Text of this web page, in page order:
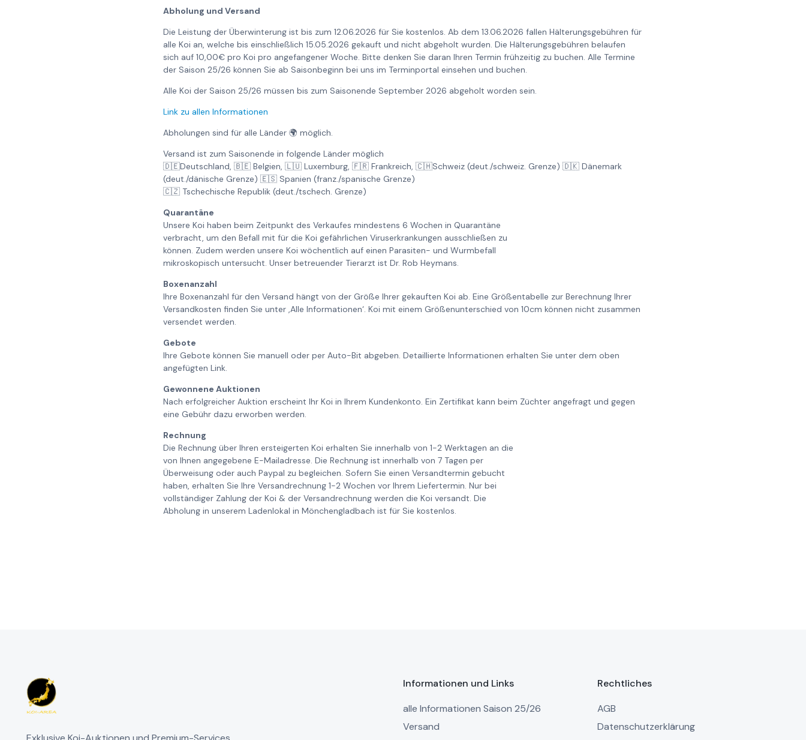
Abholung und Versand
Die Leistung der Überwinterung ist bis zum 12.06.2026 für Sie kostenlos. Ab dem 13.06.2026 fallen Hälterungsgebühren für
alle Koi an, welche bis einschließlich 15.05.2026 gekauft und nicht abgeholt wurden. Die Hälterungsgebühren belaufen
sich auf 10,00€ pro Koi pro angefangener Woche. Bitte denken Sie daran Ihren Termin frühzeitig zu buchen. Alle Termine
der Saison 25/26 können Sie ab Saisonbeginn bei uns im Terminportal einsehen und buchen.
Alle Koi der Saison 25/26 müssen bis zum Saisonende September 2026 abgeholt worden sein.
Link zu allen Informationen
Abholungen sind für alle Länder 🌍 möglich.
Versand ist zum Saisonende in folgende Länder möglich
🇩🇪Deutschland, 🇧🇪 Belgien, 🇱🇺 Luxemburg, 🇫🇷 Frankreich, 🇨🇭Schweiz (deut./schweiz. Grenze) 🇩🇰 Dänemark
(deut./dänische Grenze) 🇪🇸 Spanien (franz./spanische Grenze)
🇨🇿 Tschechische Republik (deut./tschech. Grenze)
Quarantäne
Unsere Koi haben beim Zeitpunkt des Verkaufes mindestens 6 Wochen in Quarantäne
verbracht, um den Befall mit für die Koi gefährlichen Viruserkrankungen ausschließen zu
können. Zudem werden unsere Koi wöchentlich auf einen Parasiten- und Wurmbefall
mikroskopisch untersucht. Unser betreuender Tierarzt ist Dr. Rob Heymans.
Boxenanzahl
Ihre Boxenanzahl für den Versand hängt von der Größe Ihrer gekauften Koi ab. Eine Größentabelle zur Berechnung Ihrer
Versandkosten finden Sie unter ‚Alle Informationen‘. Koi mit einem Größenunterschied von 10cm können nicht zusammen
versendet werden.
Gebote
Ihre Gebote können Sie manuell oder per Auto-Bit abgeben. Detaillierte Informationen erhalten Sie unter dem oben
angefügten Link.
Gewonnene Auktionen
Nach erfolgreicher Auktion erscheint Ihr Koi in Ihrem Kundenkonto. Ein Zertifikat kann beim Züchter angefragt und gegen
eine Gebühr dazu erworben werden.
Rechnung
Die Rechnung über Ihren ersteigerten Koi erhalten Sie innerhalb von 1-2 Werktagen an die
von Ihnen angegebene E-Mailadresse. Die Rechnung ist innerhalb von 7 Tagen per
Überweisung oder auch Paypal zu begleichen. Sofern Sie einen Versandtermin gebucht
haben, erhalten Sie Ihre Versandrechnung 1-2 Wochen vor Ihrem Liefertermin. Nur bei
vollständiger Zahlung der Koi & der Versandrechnung werden die Koi versandt. Die
Abholung in unserem Ladenlokal in Mönchengladbach ist für Sie kostenlos.
Informationen und Links
alle Informationen Saison 25/26
Versand
Rechtliches
AGB
Datenschutzerklärung